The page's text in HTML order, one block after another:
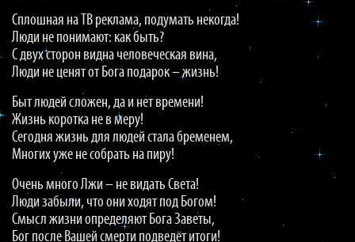
Сплошная на ТВ реклама, подумать некогда!
Люди не понимают: как быть?
С двух сторон видна человеческая вина,
Люди не ценят от Бога подарок – жизнь!
Быт людей сложен, да и нет времени!
Жизнь коротка не в меру!
Сегодня жизнь для людей стала бременем,
Многих уже не собрать на пиру!
Очень много Лжи – не видать Света!
Люди забыли, что они ходят под Богом!
Смысл жизни определяют Бога Заветы,
Бог после Вашей смерти подведёт итоги!